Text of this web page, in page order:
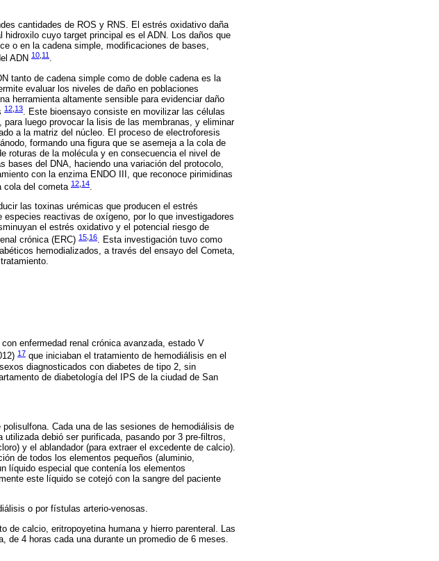
cantidades de ROS y RNS. El estrés oxidativo daña
cuyo target principal es el ADN. Los daños que
o en la cadena simple, modificaciones de bases,
ADN 10 11 .
tanto de cadena simple como de doble cadena es la
evaluar los niveles de daño en poblaciones
herramienta altamente sensible para evidenciar daño
12 13
. Este bioensayo consiste en movilizar las células
luego provocar la lisis de las membranas, y eliminar
a la matriz del núcleo. El proceso de electroforesis
formando una figura que se asemeja a la cola de
roturas de la molécula y en consecuencia el nivel de
del DNA, haciendo una variación del protocolo,
con la enzima ENDO III, que reconoce pirimidinas
cola del cometa 12 14.
las toxinas urémicas que producen el estrés
reactivas de oxígeno, por lo que investigadores
el estrés oxidativo y el potencial riesgo de
crónica (ERC) 15,16. Esta investigación tuvo como
hemodializados, a través del ensayo del Cometa,
enfermedad renal crónica avanzada, estado V
17 que iniciaban el tratamiento de hemodiálisis en el
diagnosticados con diabetes de tipo 2, sin
de diabetología del IPS de la ciudad de San
Cada una de las sesiones de hemodiálisis de
debió ser purificada, pasando por 3 pre-filtros,
y el ablandador (para extraer el excedente de calcio).
de todos los elementos pequeños (aluminio,
líquido especial que contenía los elementos
este líquido se cotejó con la sangre del paciente
o por fístulas arterio-venosas.
de calcio, eritropoyetina humana y hierro parenteral. Las
4 horas cada una durante un promedio de 6 meses.